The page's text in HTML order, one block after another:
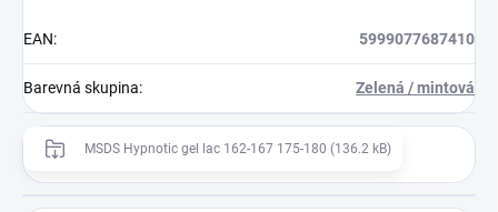
EAN: 5999077687410
Barevná skupina: Zelená / mintová
MSDS Hypnotic gel lac 162-167 175-180 (136.2 kB)